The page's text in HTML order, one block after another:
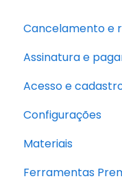
Cancelamento e
Cancelamento
Reembolso
Assinatura e
Assinatura
Pagamento
Acesso e
Dificuldade de
Cadastro
Configurações
Materiais
Desafio
Ferramentas